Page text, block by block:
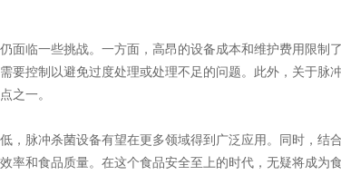
临一些挑战。一方面，高昂的设备成本和维护费用限制
要控制以避免过度处理或处理不足的问题。此外，关于脉
之一。
脉冲杀菌设备有望在更多领域得到广泛应用。同时，结
率和食品质量。在这个食品安全至上的时代，无疑将成为